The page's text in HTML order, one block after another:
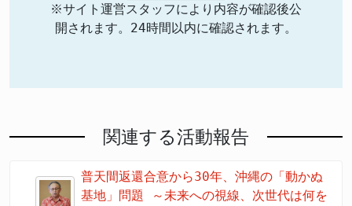
※サイト運営スタッフにより内容が確認後公
開されます。24時間以内に確認されます。
関連する活動報告
普天間返還合意から30年、沖縄の「動かぬ
基地」問題 ～未来への視線、次世代は何を